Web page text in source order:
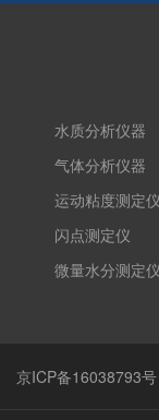
水质分析仪器
气体分析仪器
运动粘度测定
闪点测定仪
微量水分测定
京ICP备16038793号